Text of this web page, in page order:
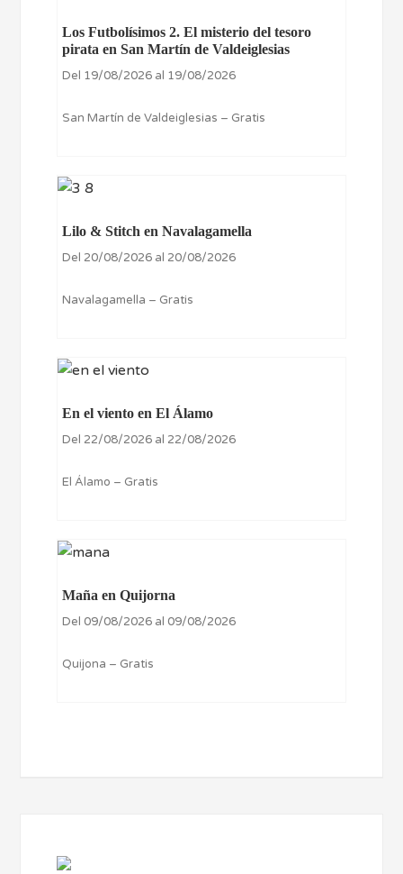
Los Futbolísimos 2. El misterio del tesoro
pirata en San Martín de Valdeiglesias
Del 19/08/2026 al 19/08/2026
San Martín de Valdeiglesias – Gratis
Lilo & Stitch en Navalagamella
Del 20/08/2026 al 20/08/2026
Navalagamella – Gratis
En el viento en El Álamo
Del 22/08/2026 al 22/08/2026
El Álamo – Gratis
Maña en Quijorna
Del 09/08/2026 al 09/08/2026
Quijona – Gratis